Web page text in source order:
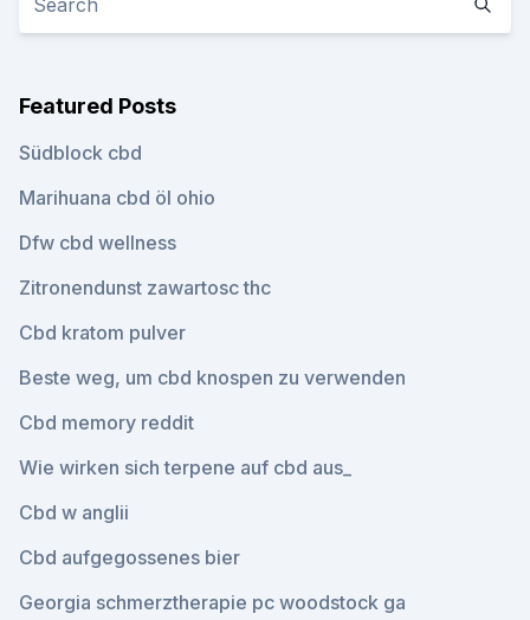
Featured Posts
Südblock cbd
Marihuana cbd öl ohio
Dfw cbd wellness
Zitronendunst zawartosc thc
Cbd kratom pulver
Beste weg, um cbd knospen zu verwenden
Cbd memory reddit
Wie wirken sich terpene auf cbd aus_
Cbd w anglii
Cbd aufgegossenes bier
Georgia schmerztherapie pc woodstock ga